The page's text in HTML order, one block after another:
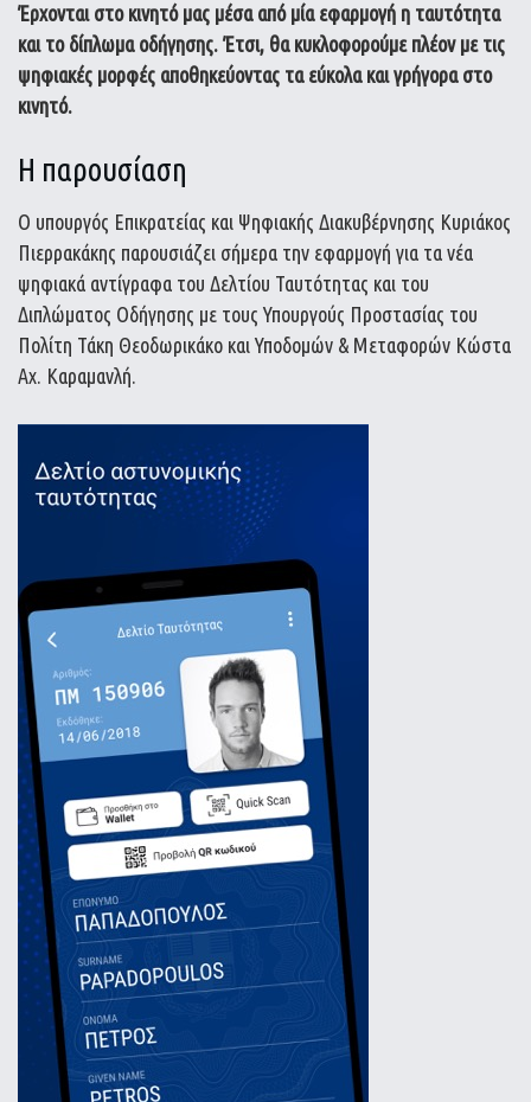
Έρχονται στο κινητό μας μέσα από μία εφαρμογή η ταυτότητα
και το δίπλωμα οδήγησης. Έτσι, θα κυκλοφορούμε πλέον με τις
ψηφιακές μορφές αποθηκεύοντας τα εύκολα και γρήγορα στο
κινητό.
Η παρουσίαση
Ο υπουργός Επικρατείας και Ψηφιακής Διακυβέρνησης Κυριάκος
Πιερρακάκης παρουσιάζει σήμερα την εφαρμογή για τα νέα
ψηφιακά αντίγραφα του Δελτίου Ταυτότητας και του
Διπλώματος Οδήγησης με τους Υπουργούς Προστασίας του
Πολίτη Τάκη Θεοδωρικάκο και Υποδομών & Μεταφορών Κώστα
Αχ. Καραμανλή.